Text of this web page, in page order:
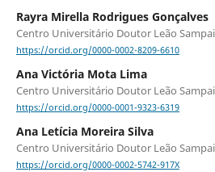
Rayra Mirella Rodrigues Gonçalves
Centro Universitário Doutor Leão
https://orcid.org/0000-0002-8209-6610
Ana Victória Mota Lima
Centro Universitário Doutor Leão
https://orcid.org/0000-0001-9323-6319
Ana Letícia Moreira Silva
Centro Universitário Doutor Leão
https://orcid.org/0000-0002-5742-917X